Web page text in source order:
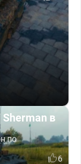
в
по
6